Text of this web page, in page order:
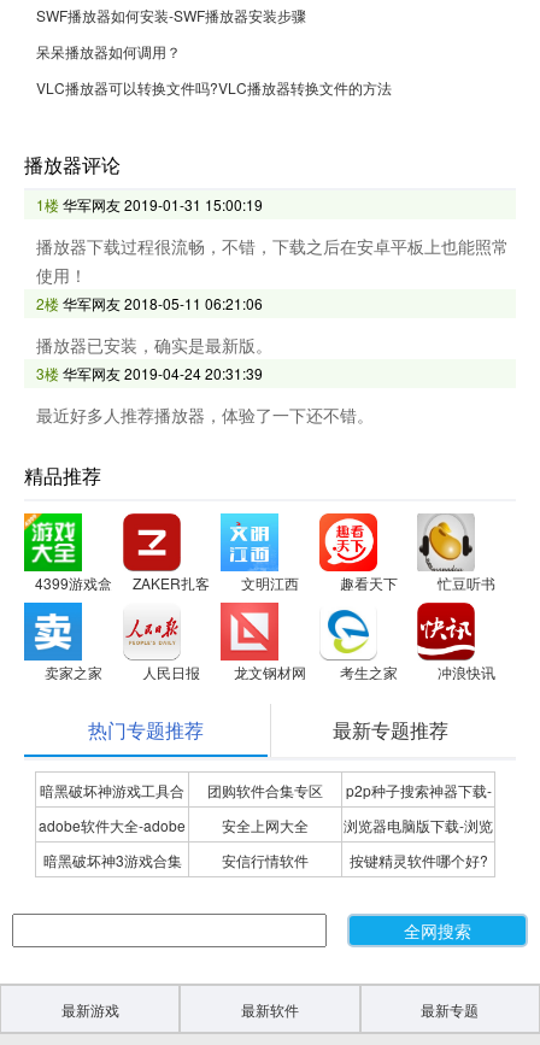
SWF播放器如何安装-SWF播放器安装步骤
呆呆播放器如何调用？
VLC播放器可以转换文件吗?VLC播放器转换文件的方法
播放器评论
1楼华军网友2019-01-31 15:00:19
播放器下载过程很流畅，不错，下载之后在安卓平板上也能照常
使用！
2楼华军网友2018-05-11 06:21:06
播放器已安装，确实是最新版。
3楼华军网友2019-04-24 20:31:39
最近好多人推荐播放器，体验了一下还不错。
精品推荐
4399游戏盒 ZAKER扎客 文明江西 趣看天下 忙豆听书
卖家之家 人民日报 龙文钢材网 考生之家 冲浪快讯
热门专题推荐 最新专题推荐
暗黑破坏神游戏工具合
集
团购软件合集专区
p2p种子搜索神器下载-
P2P种子搜索神器专题
adobe软件大全-adobe
全系列软件下载-adobe
安全上网大全
浏览器电脑版下载-浏览
器下载合集
暗黑破坏神3游戏合集 安信行情软件
按键精灵软件哪个好?
最新游戏 最新软件 最新专题